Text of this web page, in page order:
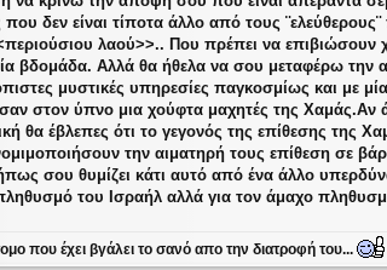
δεν είναι τίποτα άλλο από τους
λαού>>.. Που πρέπει να
βδομάδα. Αλλά θα ήθελα να σου μεταφέρω την
μυστικές υπηρεσίες παγκοσμίως και με
στον ύπνο μια χούφτα μαχητές της
θα έβλεπες ότι το γεγονός της επίθεσης της
την αιματηρή τους επίθεση σε
σου θυμίζει κάτι αυτό από ένα άλλο
του Ισραήλ αλλά για τον άμαχο
που έχει βγάλει το σανό απο την διατροφή του...